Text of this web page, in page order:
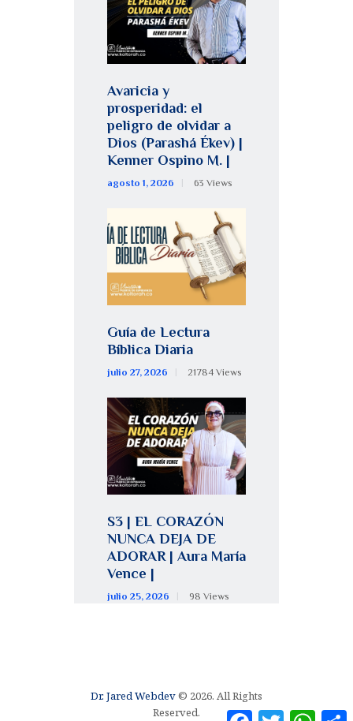
Avaricia y
prosperidad: el
peligro de olvidar a
Dios (Parashá Ékev) |
Kenner Ospino M. |
agosto 1, 2026 63 Views
Guía de Lectura
Bíblica Diaria
julio 27, 2026 21784 Views
S3 | EL CORAZÓN
NUNCA DEJA DE
ADORAR | Aura María
Vence |
julio 25, 2026 98 Views
Dr. Jared Webdev© 2026. All Rights
Reserved.
T W